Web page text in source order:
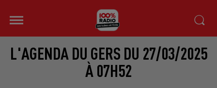
L'AGENDA DU GERS DU 27/03/2025
À 07H52